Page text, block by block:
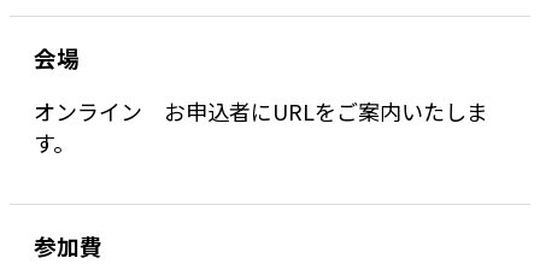
会場
オンライン お申込者にURLをご案内いたしま
す。
参加費